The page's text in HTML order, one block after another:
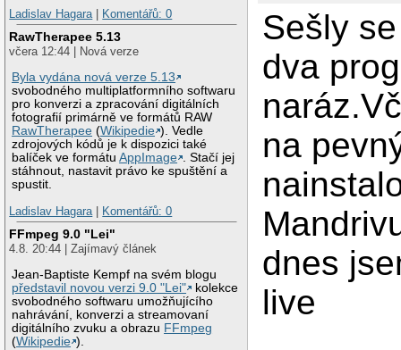
Ladislav Hagara
Komentářů: 0
RawTherapee 5.13
včera 12:44 | Nová verze
Byla vydána nová verze 5.13
svobodného multiplatformního softwaru
pro konverzi a zpracování digitálních
fotografií primárně ve formátů RAW
RawTherapee (Wikipedie ). Vedle
zdrojových kódů je k dispozici také
balíček ve formátuAppImage . Stačí jej
stáhnout, nastavit právo ke spuštění a
spustit.
Ladislav Hagara
Komentářů: 0
FFmpeg 9.0 "Lei"
4.8. 20:44 | Zajímavý článek
Jean-Baptiste Kempf na svém blogu
představil novou verzi 9.0 "Lei"
kolekce
svobodného softwaru umožňujícího
nahrávání, konverzi a streamovaní
digitálního zvuku a obrazu FFmpeg
(Wikipedie ).
Sešly
dva
na
dnes
live